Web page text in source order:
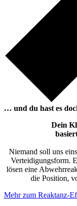
… und du hast es
Dein
Niemand soll uns
Verteidigungsform.
lösen eine
die Position,
Mehr zum Reaktanz-